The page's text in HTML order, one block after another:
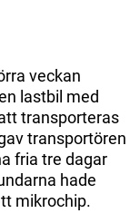
veckan
lastbil med
transporteras
transportören
fria tre dagar
hade
mikrochip.